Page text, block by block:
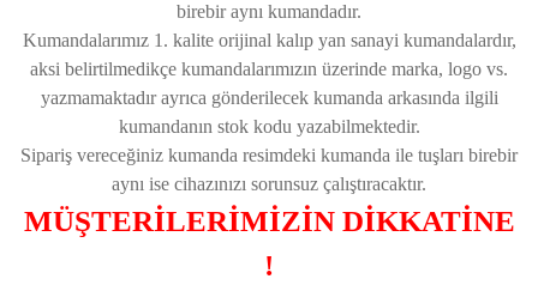
birebir aynı kumandadır.
Kumandalarımız 1. kalite orijinal kalıp yan sanayi kumandalardır,
aksi belirtilmedikçe kumandalarımızın üzerinde marka, logo vs.
yazmamaktadır ayrıca gönderilecek kumanda arkasında ilgili
kumandanın stok kodu yazabilmektedir.
Sipariş vereceğiniz kumanda resimdeki kumanda ile tuşları birebir
aynı ise cihazınızı sorunsuz çalıştıracaktır.
MÜŞTERİLERİMİZİN DİKKATİNE
!